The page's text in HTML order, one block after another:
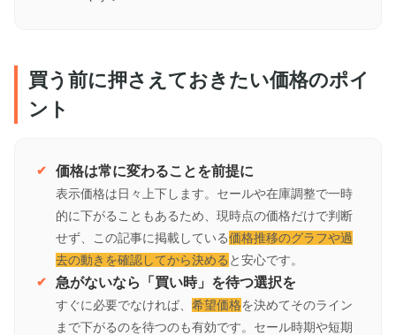
買う前に押さえておきたい価格のポイ
ント
価格は常に変わることを前提に
表示価格は日々上下します。セールや在庫調整で一時
的に下がることもあるため、現時点の価格だけで判断
せず、この記事に掲載している価格推移のグラフや過
去の動きを確認してから決める と安心です。
急がないなら「買い時」を待つ選択を
すぐに必要でなければ、希望価格を決めてそのライン
まで下がるのを待つのも有効です。セール時期や短期